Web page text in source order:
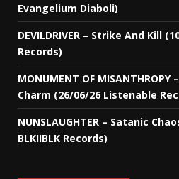
Evangelium Diaboli)
DEVILDRIVER – Strike And Kill
Records)
MONUMENT OF
Charm (26/06/26 Listenable
NUNSLAUGHTER – Satanic
BLKIIBLK Records)